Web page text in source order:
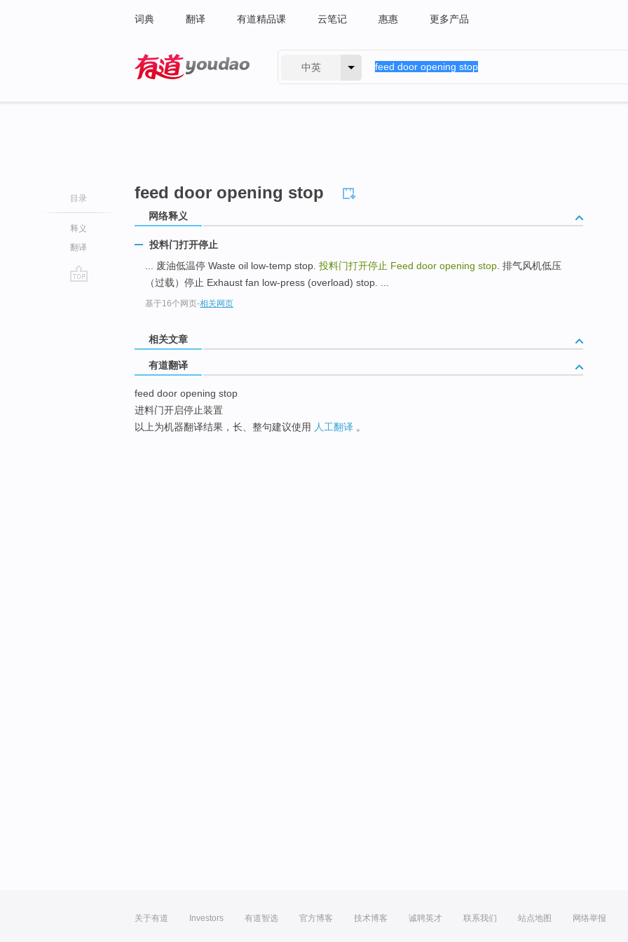
词典 翻译 有道精品课 云笔记 惠惠 更多产品
中英
目录
释义
翻译
feed door opening stop
网络释义
投料门打开停止
... 废油低温停 Waste oil low-temp stop. 投料门打开停止 Feed door opening stop . 排气风机低压
（过载）停止 Exhaust fan low-press (overload) stop. ...
基于16个网页-相关网页
相关文章
有道翻译
feed door opening stop
进料门开启停止装置
以上为机器翻译结果，长、整句建议使用 人工翻译 。
关于有道 Investors 有道智选 官方博客 技术博客 诚聘英才 联系我们 站点地图 网络举报